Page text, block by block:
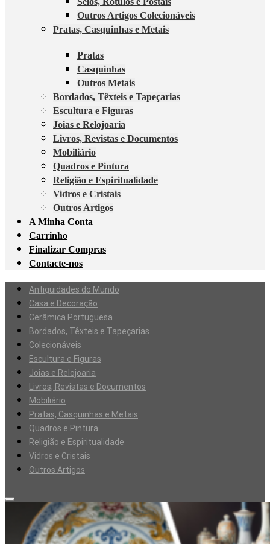
Outros Artigos Colecionáveis
Pratas, Casquinhas e Metais
Pratas
Casquinhas
Outros Metais
Bordados, Têxteis e Tapeçarias
Escultura e Figuras
Joias e Relojoaria
Livros, Revistas e Documentos
Mobiliário
Quadros e Pintura
Religião e Espiritualidade
Vidros e Cristais
Outros Artigos
A Minha Conta
Carrinho
Finalizar Compras
Contacte-nos
Antiguidades do Mundo
Casa e Decoração
Cerâmica Portuguesa
Bordados, Têxteis e Tapeçarias
Colecionáveis
Escultura e Figuras
Joias e Relojoaria
Livros, Revistas e Documentos
Mobiliário
Pratas, Casquinhas e Metais
Quadros e Pintura
Religião e Espiritualidade
Vidros e Cristais
Outros Artigos